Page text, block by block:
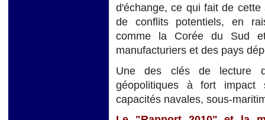
d'échange, ce qui fait de
de conflits potentiels, en
comme la Corée du Sud
manufacturiers et des pays
Une des clés de lecture
géopolitiques à fort impact
capacités navales, sous-